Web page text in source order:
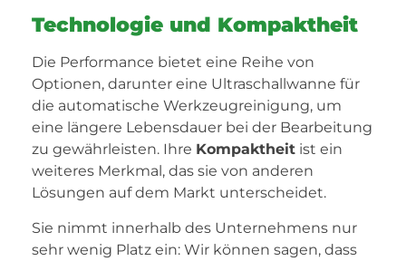
Technologie und Kompaktheit
Die Performance bietet eine Reihe von
Optionen, darunter eine Ultraschallwanne für
die automatische Werkzeugreinigung, um
eine längere Lebensdauer bei der Bearbeitung
zu gewährleisten. Ihre Kompaktheit ist ein
weiteres Merkmal, das sie von anderen
Lösungen auf dem Markt unterscheidet.
Sie nimmt innerhalb des Unternehmens nur
sehr wenig Platz ein: Wir können sagen, dass